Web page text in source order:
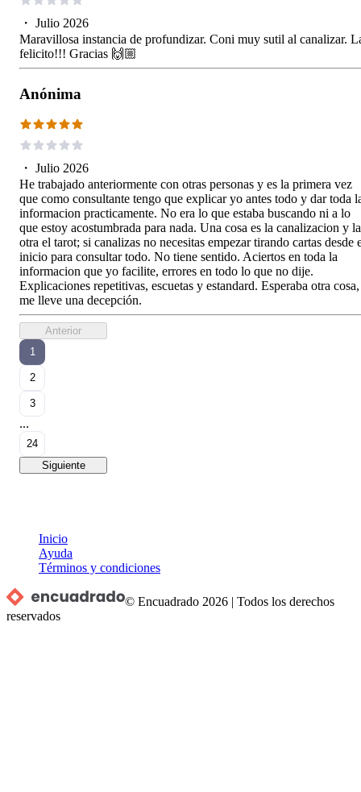
・ Julio 2026
Maravillosa instancia de profundizar. Coni muy sutil al canalizar.
felicito!!! Gracias 🙌🏼
Anónima
・ Julio 2026
He trabajado anteriormente con otras personas y es la primera vez
que como consultante tengo que explicar yo antes todo y dar toda
informacion practicamente. No era lo que estaba buscando ni a lo
que estoy acostumbrada para nada. Una cosa es la canalizacion y la
otra el tarot; si canalizas no necesitas empezar tirando cartas desde
inicio para consultar todo. No tiene sentido. Aciertos en toda la
informacion que yo facilite, errores en todo lo que no dije.
Explicaciones repetitivas, escuetas y estandard. Esperaba otra cosa,
me lleve una decepción.
Anterior
1
2
3
...
24
Siguiente
Inicio
Ayuda
Términos y condiciones
© Encuadrado 2026 |Todos los derechos
reservados